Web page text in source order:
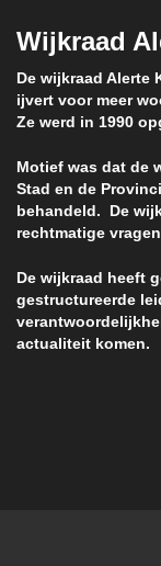
Wijkraad
De wijkraad Alerte
ijvert voor meer
Ze werd in 1990
Motief was dat de
Stad en de
behandeld. De
rechtmatige
De wijkraad heeft
gestructureerde
actualiteit komen.